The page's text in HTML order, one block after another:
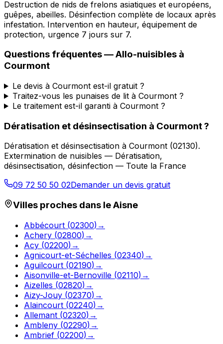
Destruction de nids de frelons asiatiques et européens,
guêpes, abeilles. Désinfection complète de locaux après
infestation. Intervention en hauteur, équipement de
protection, urgence 7 jours sur 7.
Questions fréquentes —Allo-nuisibles à
Courmont
Le devis à Courmont est-il gratuit ?
Traitez-vous les punaises de lit à Courmont ?
Le traitement est-il garanti à Courmont ?
Dératisation et désinsectisation à Courmont?
Dératisation et désinsectisation à Courmont (02130).
Extermination de nuisibles — Dératisation,
désinsectisation, désinfection — Toute la France
09 72 50 50 02Demander un devis gratuit
Villes proches dans leAisne
Abbécourt (02300) →
Achery (02800) →
Acy (02200) →
Agnicourt-et-Séchelles (02340) →
Aguilcourt (02190) →
Aisonville-et-Bernoville (02110) →
Aizelles (02820) →
Aizy-Jouy (02370) →
Alaincourt (02240) →
Allemant (02320) →
Ambleny (02290) →
Ambrief (02200) →